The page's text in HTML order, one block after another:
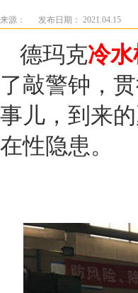
来源： 发布日期： 2021.04.15
德玛克冷
了敲警钟，
事儿，到来
在性隐患。